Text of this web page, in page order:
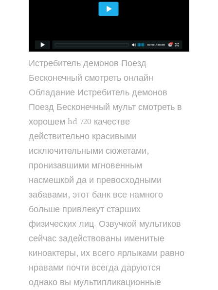
Истребитель демонов Поезд
Бесконечный смотреть онлайн
Обладание Истребитель демонов
Поезд Бесконечный мульт смотреть в
хорошем hd 720 качестве
действительно красивыми
исключительными сюжетами,
пронизавшими мгновенным
насмешкой да и превосходными
забавами, этот банк все намного
больше привлекут старших
физических лиц. Озвучкой мультиков
сейчас задействованы именитые
киноактеры, их всего ярлыками равно
нравами почти всегда даруются
однако вы мультипликационные